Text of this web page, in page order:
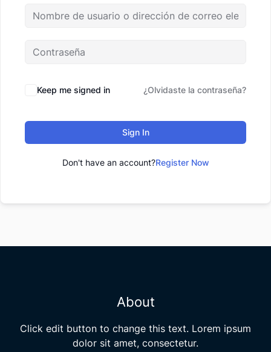
Keep me signed in ¿Olvidaste la contraseña?
Sign In
Don't have an account?Register Now
About
Click edit button to change this text. Lorem ipsum
dolor sit amet, consectetur.